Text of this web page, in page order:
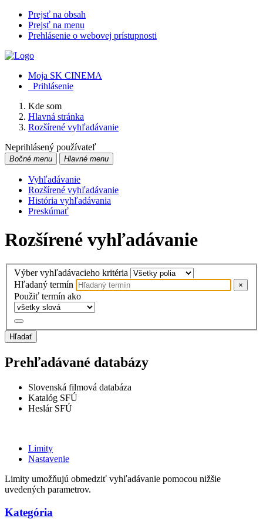
Prejsť na obsah
Prejsť na menu
Prehlásenie o webovej prístupnosti
Moja SK CINEMA
Prihlásenie
Kde som
Hlavná stránka
Rozšírené vyhľadávanie
Neprihlásený používateľ
Bočné menu Hlavné menu
Vyhľadávanie
Rozšírené vyhľadávanie
História vyhľadávania
Preskúmať
Rozšírené vyhľadávanie
Výber vyhľadávacieho kritéria
Hľadaný termín
×
Použiť termín ako
Hľadať
Prehľadávané databázy
Slovenská filmová databáza
Katalóg SFÚ
Heslár SFÚ
Limity
Nastavenie
Limity umožňujú obmedziť vyhľadávanie pomocou nižšie
uvedených parametrov.
Kategória